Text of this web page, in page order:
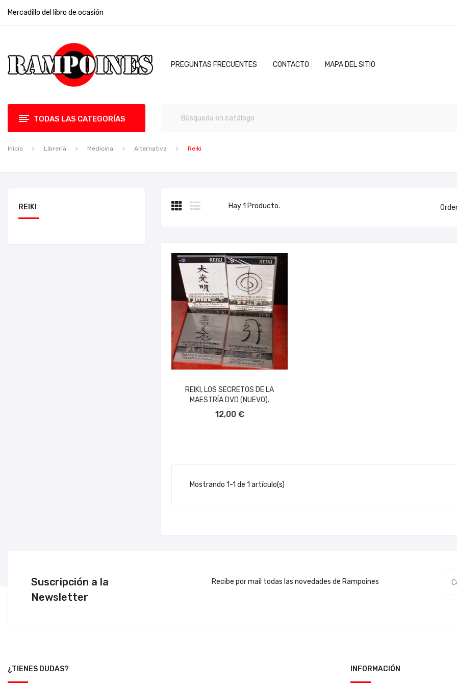
Mercadillo del libro de ocasión
PREGUNTAS FRECUENTES CONTACTO MAPA DEL SITIO
TODAS LAS CATEGORÍAS
Inicio Librería Medicina Alternativa Reiki
REIKI Hay 1 Producto.
REIKI, LOS SECRETOS DE LA
MAESTRÍA DVD (NUEVO).
12,00 €
Mostrando 1-1 de 1 artículo(s)
Suscripción a la
Newsletter
Recibe por mail todas las novedades de Rampoines
¿TIENES DUDAS? INFORMACIÓN